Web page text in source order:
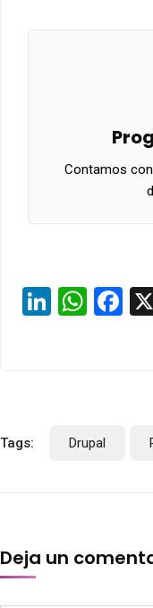
Contamos
LinkedIn
Tags: Drupal
Deja un